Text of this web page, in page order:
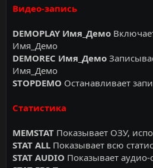
Видео-запись
DEMOPLAY Имя_Демо
Имя_Демо
DEMOREC Имя_Демо
Имя_Демо
STOPDEMO Останавливает
Статистика
MEMSTAT Показывает ОЗУ,
STAT ALL Показывает всю
STAT AUDIO Показывает аудио-